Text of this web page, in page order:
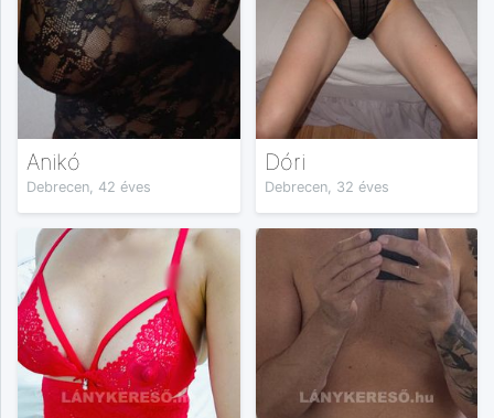
Anikó
Debrecen, 42 éves
Dóri
Debrecen, 32 éves